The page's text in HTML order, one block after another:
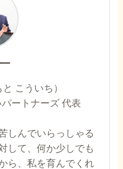
こういち）
ートナーズ 代表
しんでいらっしゃる
して、何か少しでも
ら、私を育んでくれ